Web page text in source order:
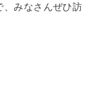
、みなさんぜひ訪